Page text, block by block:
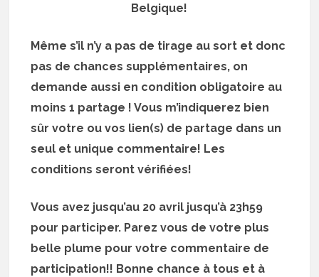
Belgique!
Même s’il n’y a pas de tirage au sort et donc
pas de chances supplémentaires, on
demande aussi en condition obligatoire au
moins 1 partage ! Vous m’indiquerez bien
sûr votre ou vos lien(s) de partage dans un
seul et unique commentaire! Les
conditions seront vérifiées!
Vous avez jusqu’au 20 avril jusqu’à 23h59
pour participer. Parez vous de votre plus
belle plume pour votre commentaire de
participation!! Bonne chance à tous et à